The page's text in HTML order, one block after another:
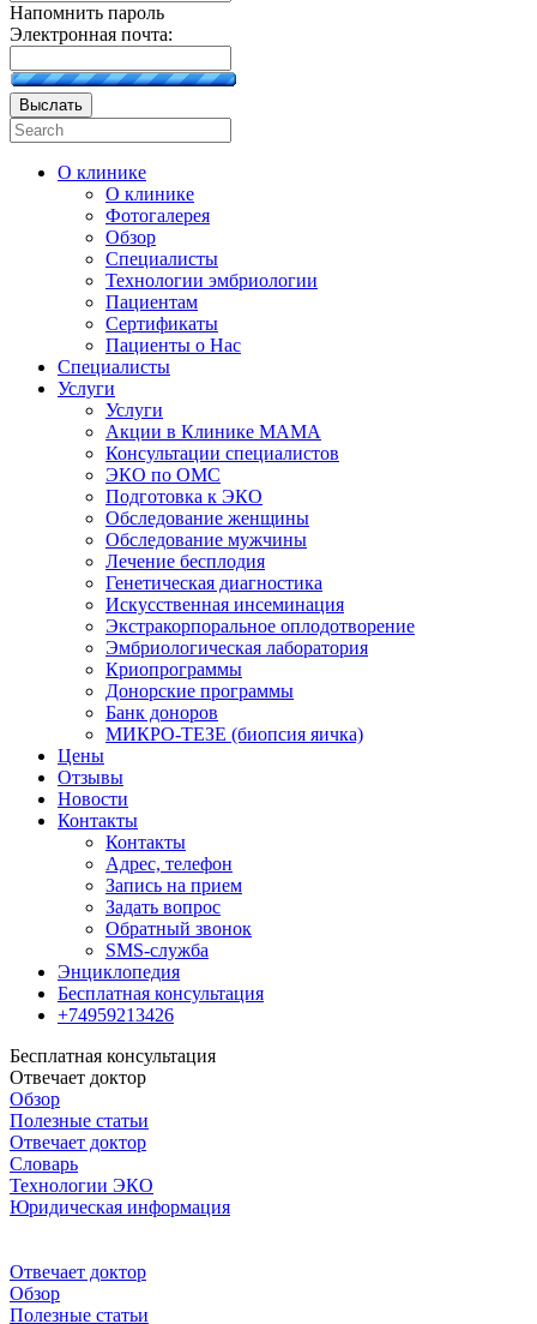
Напомнить пароль
Электронная почта:
Выслать
О клинике
О клинике
Фотогалерея
Обзор
Специалисты
Технологии эмбриологии
Пациентам
Сертификаты
Пациенты о Нас
Специалисты
Услуги
Услуги
Акции в Клинике МАМА
Консультации специалистов
ЭКО по ОМС
Подготовка к ЭКО
Обследование женщины
Обследование мужчины
Лечение бесплодия
Генетическая диагностика
Искусственная инсеминация
Экстракорпоральное оплодотворение
Эмбриологическая лаборатория
Криопрограммы
Донорские программы
Банк доноров
МИКРО-ТЕЗЕ (биопсия яичка)
Цены
Отзывы
Новости
Контакты
Контакты
Адрес, телефон
Запись на прием
Задать вопрос
Обратный звонок
SMS-служба
Энциклопедия
Бесплатная консультация
+74959213426
Бесплатная консультация
Отвечает доктор
Обзор
Полезные статьи
Отвечает доктор
Словарь
Технологии ЭКО
Юридическая информация
Отвечает доктор
Обзор
Полезные статьи